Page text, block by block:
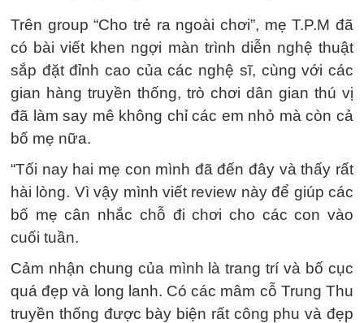
Trên group “Cho trẻ ra ngoài chơi”, mẹ T.P.M đã
có bài viết khen ngợi màn trình diễn nghệ thuật
sắp đặt đỉnh cao của các nghệ sĩ, cùng với các
gian hàng truyền thống, trò chơi dân gian thú vị
đã làm say mê không chỉ các em nhỏ mà còn cả
bố mẹ nữa.
“Tối nay hai mẹ con mình đã đến đây và thấy rất
hài lòng. Vì vậy mình viết review này để giúp các
bố mẹ cân nhắc chỗ đi chơi cho các con vào
cuối tuần.
Cảm nhận chung của mình là trang trí và bố cục
quá đẹp và long lanh. Có các mâm cỗ Trung Thu
truyền thống được bày biện rất công phu và đẹp